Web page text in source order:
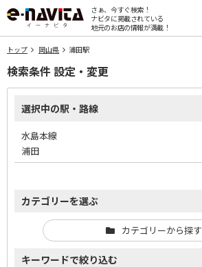
さぁ、今すぐ検索！
ナビタに掲載されている
地元のお店の情報が満載！
トップ 岡山県 浦田駅
検索条件 設定・変更
選択中の駅・路線
水島本線
浦田
カテゴリーを選ぶ
カテゴリーから探す
キーワードで絞り込む